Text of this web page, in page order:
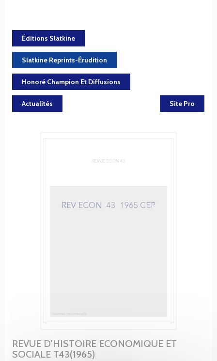
Éditions Slatkine
Slatkine Reprints-Érudition
Honoré Champion Et Diffusions
Actualités Site Pro
REVUE D'HISTOIRE ECONOMIQUE ET
SOCIALE T43(1965)